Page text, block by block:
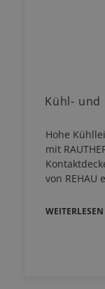
Kühl- und
Hohe
mit
von